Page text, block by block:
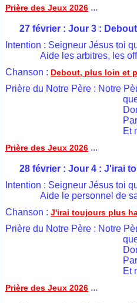
Prière des Jeux 2026 ...
27 février : Jour 3 :
Intention : Seigneur Jésus toi
Aide les arbitres,
  Chanson :
Debout, plus loin et
Prière du Notre Père : Notre
Prière des Jeux 2026 ...
28 février : Jour 4 :
Intention : Seigneur Jésus toi
Aide le personnel
  Chanson :
J'irai toujours plus
Prière du Notre Père : Notre
Prière des Jeux 2026 ...